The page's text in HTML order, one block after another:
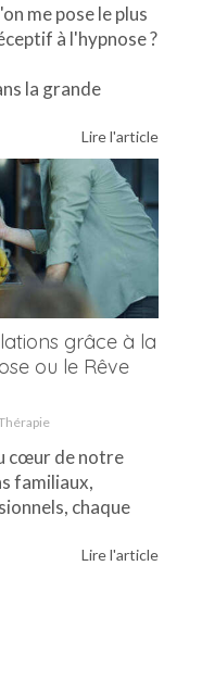
me pose le plus
à l'hypnose ?
la grande
Lire l'article
grâce à la
ou le Rêve
cœur de notre
familiaux,
chaque
Lire l'article